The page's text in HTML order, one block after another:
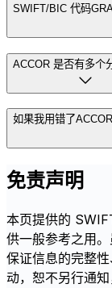
SWIFT/BIC 代码
ACCOR 是否有多个
如果我用错了
免责声明
本页提供的
供一般参考之用
保证信息的完整
动，恕不另行通